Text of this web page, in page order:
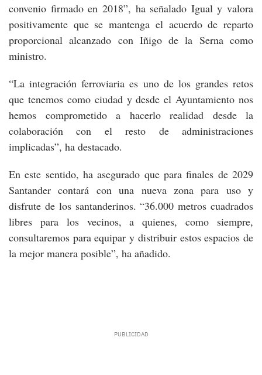
convenio firmado en 2018”, ha señalado Igual y valora
positivamente que se mantenga el acuerdo de reparto
proporcional alcanzado con Iñigo de la Serna como
ministro.
“La integración ferroviaria es uno de los grandes retos
que tenemos como ciudad y desde el Ayuntamiento nos
hemos comprometido a hacerlo realidad desde la
colaboración con el resto de administraciones
implicadas”, ha destacado.
En este sentido, ha asegurado que para finales de 2029
Santander contará con una nueva zona para uso y
disfrute de los santanderinos. “36.000 metros cuadrados
libres para los vecinos, a quienes, como siempre,
consultaremos para equipar y distribuir estos espacios de
la mejor manera posible”, ha añadido.